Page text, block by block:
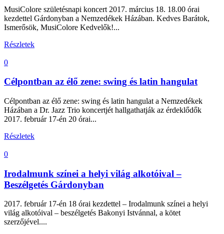
MusiColore születésnapi koncert 2017. március 18. 18.00 órai
kezdettel Gárdonyban a Nemzedékek Házában. Kedves Barátok,
Ismerősök, MusiColore Kedvelők!...
Részletek
0
Célpontban az élő zene: swing és latin hangulat
Célpontban az élő zene: swing és latin hangulat a Nemzedékek
Házában a Dr. Jazz Trio koncertjét hallgathatják az érdeklődők
2017. február 17-én 20 órai...
Részletek
0
Irodalmunk színei a helyi világ alkotóival –
Beszélgetés Gárdonyban
2017. február 17-én 18 órai kezdettel – Irodalmunk színei a helyi
világ alkotóival – beszélgetés Bakonyi Istvánnal, a kötet
szerzőjével....